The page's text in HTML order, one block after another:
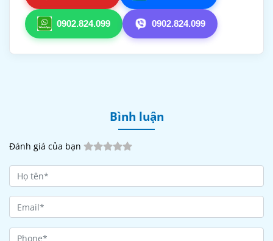
0902.824.099 0902.824.099
Bình luận
Đánh giá của bạn